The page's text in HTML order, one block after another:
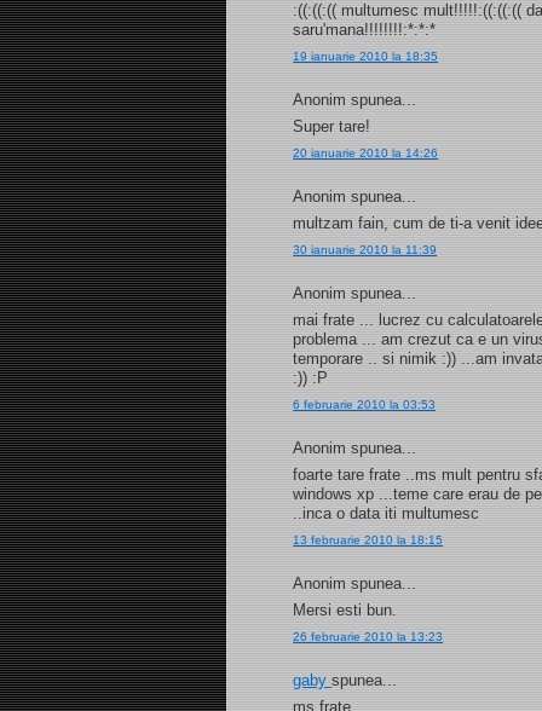
:((:((:(( multumesc mult!!!!!:((:((:((
saru'mana!!!!!!!!:*:*:*
19 ianuarie 2010 la 18:35
Anonim spunea...
Super tare!
20 ianuarie 2010 la 14:26
Anonim spunea...
multzam fain, cum de ti-a venit
30 ianuarie 2010 la 11:39
Anonim spunea...
mai frate ... lucrez cu
problema ... am crezut ca e un
temporare .. si nimik :)) ...am
:)) :P
6 februarie 2010 la 03:53
Anonim spunea...
foarte tare frate ..ms mult pentru
windows xp ...teme care erau de
..inca o data iti multumesc
13 februarie 2010 la 18:15
Anonim spunea...
Mersi esti bun.
26 februarie 2010 la 13:23
gabyspunea...
ms frate....